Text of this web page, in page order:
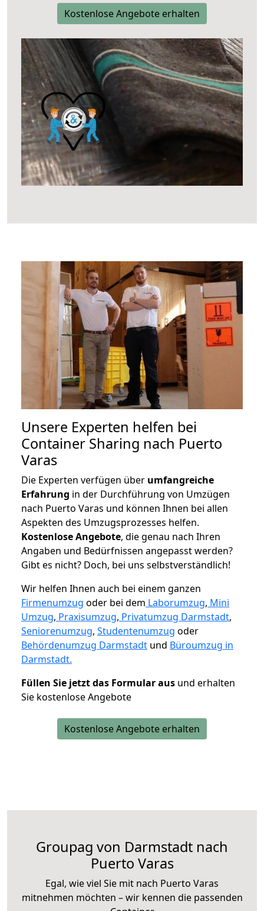
Kostenlose Angebote erhalten
Unsere Experten helfen bei
Container Sharing nach Puerto
Varas
Die Experten verfügen über umfangreiche
Erfahrung in der Durchführung von Umzügen
nach Puerto Varas und können Ihnen bei allen
Aspekten des Umzugsprozesses helfen.
Kostenlose Angebote, die genau nach Ihren
Angaben und Bedürfnissen angepasst werden?
Gibt es nicht? Doch, bei uns selbstverständlich!
Wir helfen Ihnen auch bei einem ganzen
Firmenumzug oder bei dem Laborumzug, Mini
Umzug, Praxisumzug, Privatumzug Darmstadt,
Seniorenumzug, Studentenumzug oder
Behördenumzug Darmstadt und Büroumzug in
Darmstadt.
Füllen Sie jetzt das Formular aus und erhalten
Sie kostenlose Angebote
Kostenlose Angebote erhalten
Groupag von Darmstadt nach
Puerto Varas
Egal, wie viel Sie mit nach Puerto Varas
mitnehmen möchten – wir kennen die passenden